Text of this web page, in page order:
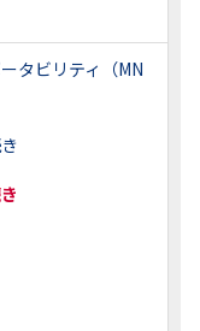
タビリティ（MN